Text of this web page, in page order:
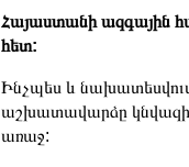
Հայաստանի ազգային
հետ:
Ինչպես և
աշխատավարձը կնվազի:
առաջ: